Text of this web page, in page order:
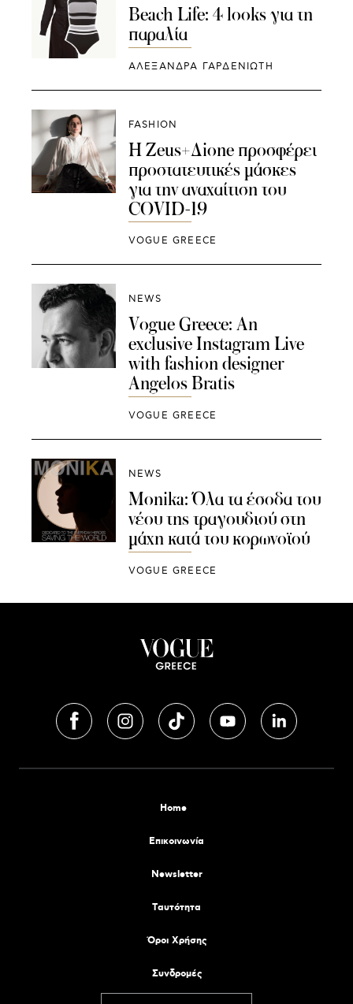
Beach Life: 4 looks για τη
παραλία
ΑΛΕΞΑΝΔΡΑ ΓΑΡΔΕΝΙΩΤΗ
FASHION
H Zeus+Δione προσφέρει
προστατευτικές μάσκες
για την αναχαίτιση του
COVID-19
VOGUE GREECE
NEWS
Vogue Greece: An
exclusive Instagram Live
with fashion designer
Angelos Bratis
VOGUE GREECE
NEWS
Monika: Όλα τα έσοδα του
νέου της τραγουδιού στη
μάχη κατά του κορωνοϊού
VOGUE GREECE
Home
Επικοινωνία
Newsletter
Tαυτότητα
Όροι Χρήσης
Συνδρομές